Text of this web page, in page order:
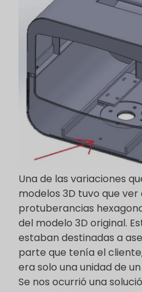
Una de las variaciones
modelos 3D tuvo que ver
protuberancias
del modelo 3D original.
estaban destinadas a
parte que tenía el
era solo una unidad de
Se nos ocurrió una